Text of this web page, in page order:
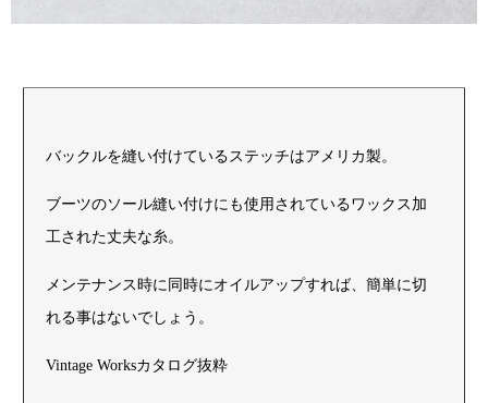
バックルを縫い付けているステッチはアメリカ製。
ブーツのソール縫い付けにも使用されているワックス加
工された丈夫な糸。
メンテナンス時に同時にオイルアップすれば、簡単に切
れる事はないでしょう。
Vintage Worksカタログ抜粋